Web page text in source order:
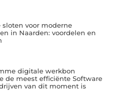
sloten voor moderne
in Naarden: voordelen en
digitale werkbon
de meest efficiënte Software
van dit moment is